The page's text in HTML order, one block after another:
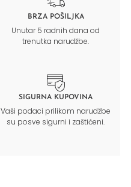
BRZA POŠILJKA
Unutar 5 radnih dana od
trenutka narudžbe.
SIGURNA KUPOVINA
Vaši podaci prilikom narudžbe
su posve sigurni i zaštićeni.